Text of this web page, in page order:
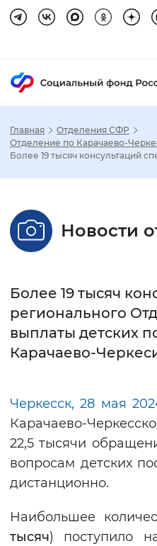
Настройка
Стандартный
Без засечек
Монохромный
Включены
Главная
Отделения СФР
Отделение по Карачаево-
Более 19 тысяч консультаций
Новости
Более 19 тысяч
регионального
выплаты детских
Карачаево-
Черкесск, 28 мая
Карачаево-
22,5 тысячи
вопросам детских
дистанционно.
Наибольшее
тысяч) поступило